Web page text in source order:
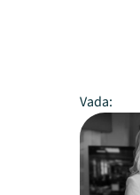
Vada: